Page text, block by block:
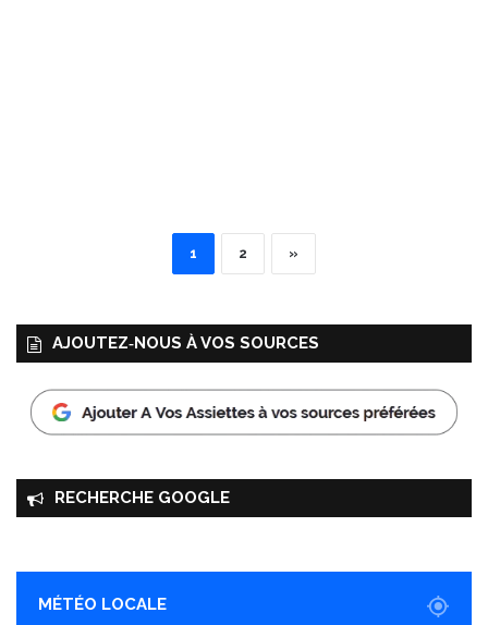
1 2 »
AJOUTEZ‑NOUS À VOS SOURCES
RECHERCHE GOOGLE
MÉTÉO LOCALE